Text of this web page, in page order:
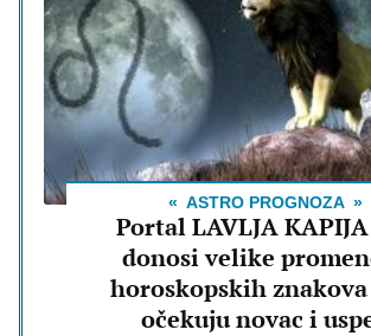
ASTRO PROGNOZA
Portal LAVLJA
donosi velike
horoskopskih
očekuju novac i